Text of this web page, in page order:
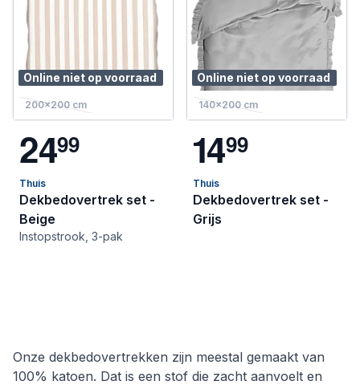
Online niet op voorraad
200x200 cm
2499
Thuis
Dekbedovertrek set -
Beige
Instopstrook, 3-pak
Online niet op voorraad
140x200 cm
1499
Thuis
Dekbedovertrek set -
Grijs
Onze dekbedovertrekken zijn meestal gemaakt van
100% katoen. Dat is een stof die zacht aanvoelt en